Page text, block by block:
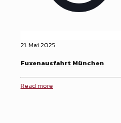
21. Mai 2025
Fuxenausfahrt München
Read more